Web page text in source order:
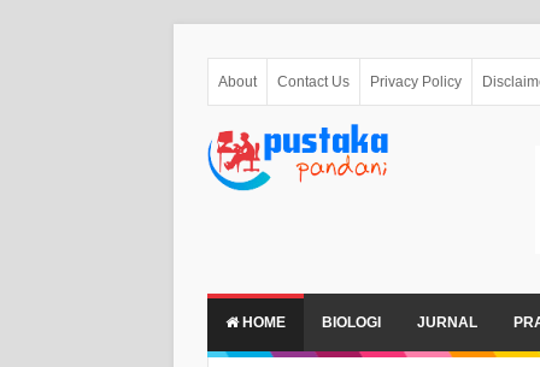
About Contact Us Privacy Policy
HOME BIOLOGI JURNAL